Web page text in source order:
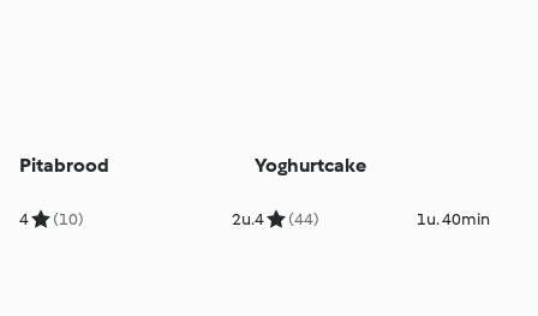
Pitabrood
4 (10) 2u.
Yoghurtcake
4 (44) 1u. 40min